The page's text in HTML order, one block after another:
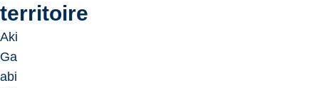
territoire
Aki
Ga
abi